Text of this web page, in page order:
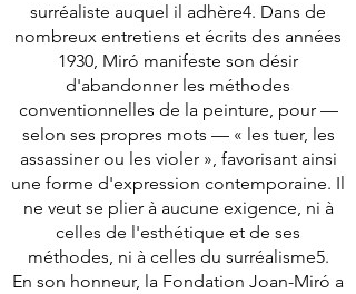
surréaliste auquel il adhère4. Dans de
nombreux entretiens et écrits des années
1930, Miró manifeste son désir
d'abandonner les méthodes
conventionnelles de la peinture, pour —
selon ses propres mots — « les tuer, les
assassiner ou les violer », favorisant ainsi
une forme d'expression contemporaine. Il
ne veut se plier à aucune exigence, ni à
celles de l'esthétique et de ses
méthodes, ni à celles du surréalisme5.
En son honneur, la Fondation Joan-Miró a